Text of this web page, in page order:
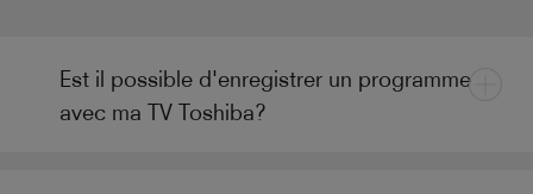
Est il possible d'enregistrer un programme
avec ma TV Toshiba?